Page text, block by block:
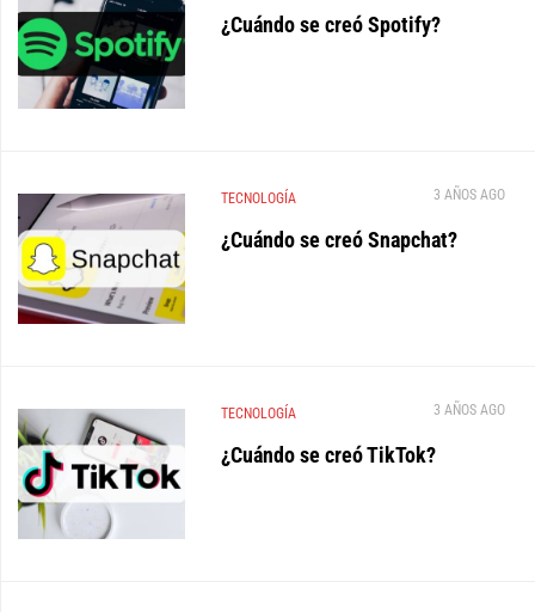
¿Cuándo se creó Spotify?
TECNOLOGÍA 3 AÑOS AGO
¿Cuándo se creó Snapchat?
TECNOLOGÍA 3 AÑOS AGO
¿Cuándo se creó TikTok?